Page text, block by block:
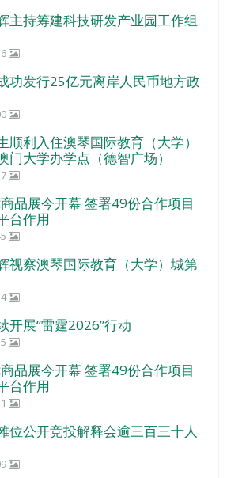
主持筹建科技研发产业园工作组
功发行25亿元离岸人民币地方政
顺利入住澳琴国际教育（大学）
大学办学点（德智广场）
品展今开幕 签署49份合作项目
台作用
视察澳琴国际教育（大学）城第
开展“雷霆2026”行动
品展今开幕 签署49份合作项目
台作用
位公开竞投解释会逾三百三十人